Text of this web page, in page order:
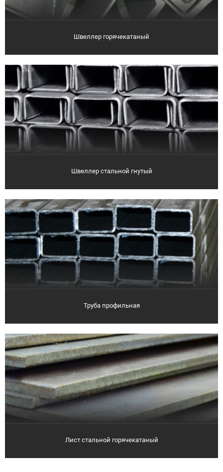
Швеллер горячекатаный
Швеллер стальной гнутый
Труба профильная
Лист стальной горячекатаный